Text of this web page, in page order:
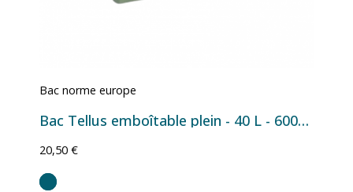
Bac norme europe
Bac Tellus emboîtable plein - 40 L - 600×400×220 mm
20,50 €